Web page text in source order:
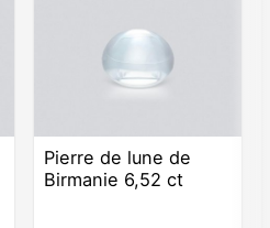
Pierre de lune de
Birmanie 6,52 ct